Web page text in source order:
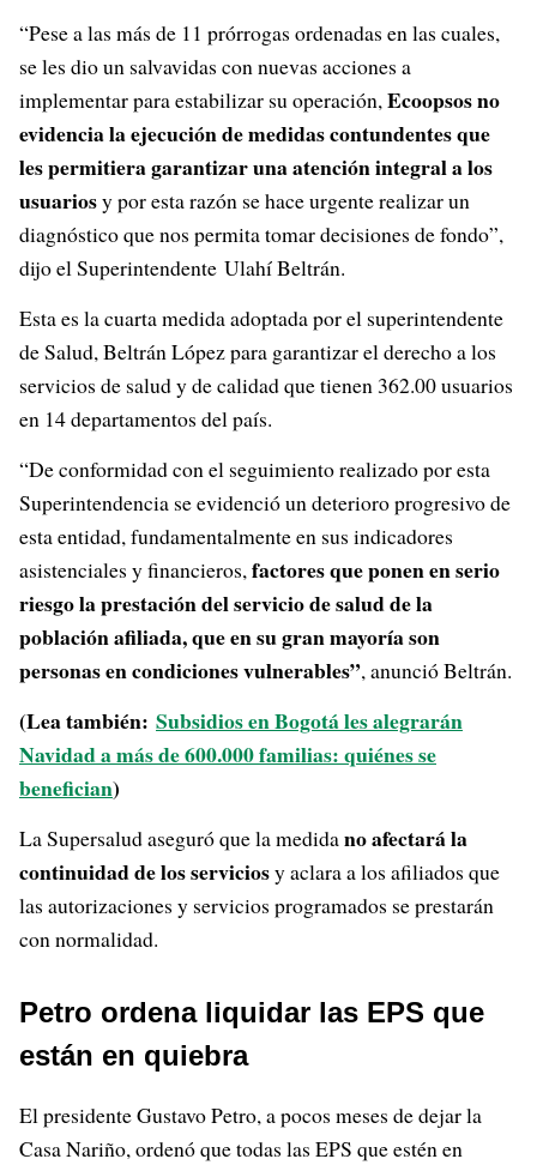
“Pese a las más de 11 prórrogas ordenadas en las cuales,
se les dio un salvavidas con nuevas acciones a
implementar para estabilizar su operación,Ecoopsos no
evidencia la ejecución de medidas contundentes que
les permitiera garantizar una atención integral a los
usuariosy por esta razón se hace urgente realizar un
diagnóstico que nos permita tomar decisiones de fondo”,
dijo el Superintendente Ulahí Beltrán.
Esta es la cuarta medida adoptada por el superintendente
de Salud, Beltrán López para garantizar el derecho a los
servicios de salud y de calidad que tienen 362.00 usuarios
en 14 departamentos del país.
“De conformidad con el seguimiento realizado por esta
Superintendencia se evidenció un deterioro progresivo de
esta entidad, fundamentalmente en sus indicadores
asistenciales y financieros,factores que ponen en serio
riesgo la prestación del servicio de salud de la
población afiliada, que en su gran mayoría son
personas en condiciones vulnerables”, anunció Beltrán.
(Lea también: Subsidios en Bogotá les alegrarán
Navidad a más de 600.000 familias: quiénes se
benefician)
La Supersalud aseguró que la medidano afectará la
continuidad de los serviciosy aclara a los afiliados que
las autorizaciones y servicios programados se prestarán
con normalidad.
Petro ordena liquidar las EPS que
están en quiebra
El presidente Gustavo Petro, a pocos meses de dejar la
Casa Nariño, ordenó que todas las EPS que estén en